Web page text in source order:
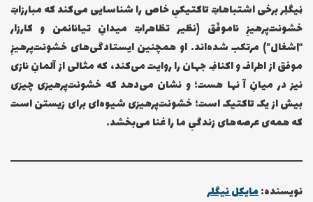
نِیگلِر برخی اشتباهاتِ تاکتیکیِ خاص را شناسایی می‌کند که مبارزاتِ
خشونت‌پرهیزِ ناموفّق (نظیر تظاهراتِ میدانِ تیانانمن و کارزار
“اِشغال”) مرتکب شده‌اند. او همچنین ایستادگی‌های خشونت‌پرهیزِ
موفق از اطراف و اکنافِ جهان را روایت می‌کند، که مثالی از آلمانِ نازی
نیز در میانِ آ نها هست؛ و نشان می‌دهد که خشونت‌پرهیزی چیزی
بیش از یک تاکتیک است؛ خشونت‌پرهیزی شیوه‌ای برای زیستن است
که همه‌ی عرصه‌های زندگیِ ما را غنا می‌بخشد.
نویسنده:مایکل نیگلر